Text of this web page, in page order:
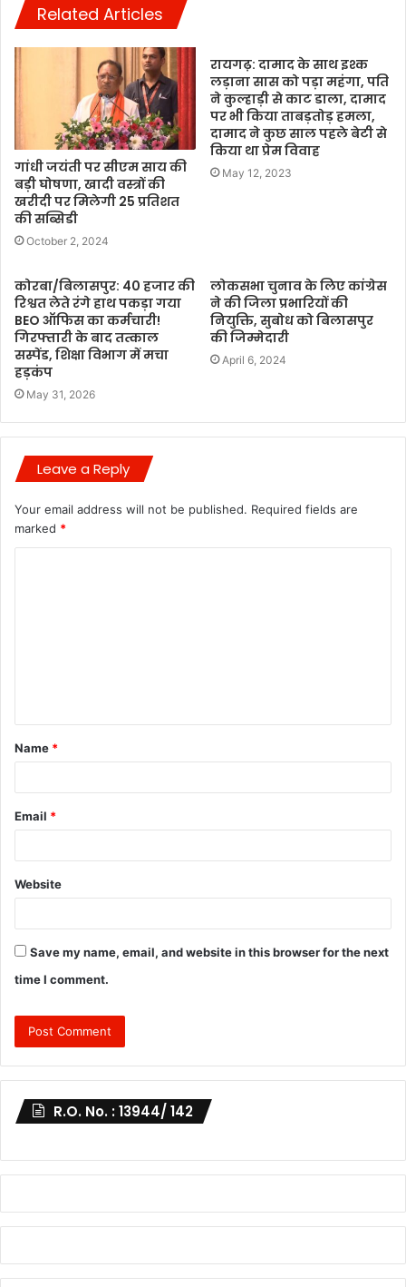
Related Articles
गांधी जयंती पर सीएम साय की
बड़ी घोषणा, खादी वस्त्रों की
खरीदी पर मिलेगी 25 प्रतिशत
की सब्सिडी
October 2, 2024
रायगढ़: दामाद के साथ इश्क
लड़ाना सास को पड़ा महंगा, पति
ने कुल्हाड़ी से काट डाला, दामाद
पर भी किया ताबड़तोड़ हमला,
दामाद ने कुछ साल पहले बेटी से
किया था प्रेम विवाह
May 12, 2023
कोरबा/बिलासपुर: 40 हजार की
रिश्वत लेते रंगे हाथ पकड़ा गया
BEO ऑफिस का कर्मचारी!
गिरफ्तारी के बाद तत्काल
सस्पेंड, शिक्षा विभाग में मचा
हड़कंप
May 31, 2026
लोकसभा चुनाव के लिए कांग्रेस
ने की जिला प्रभारियों की
नियुक्ति, सुबोध को बिलासपुर
की जिम्मेदारी
April 6, 2024
Leave a Reply
Your email address will not be published. Required fields are
marked *
t
*
Name *
Email *
Website
Save my name, email, and website in this browser for the next
time I comment.
R.O. No. : 13944/ 142